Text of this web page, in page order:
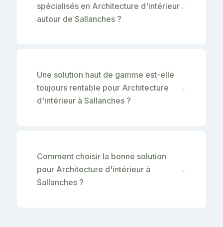
spécialisés en Architecture d'intérieur
autour de Sallanches ?
⌄
Une solution haut de gamme est-elle
toujours rentable pour Architecture
d'intérieur à Sallanches ?
⌄
Comment choisir la bonne solution
pour Architecture d'intérieur à
Sallanches ?
⌄